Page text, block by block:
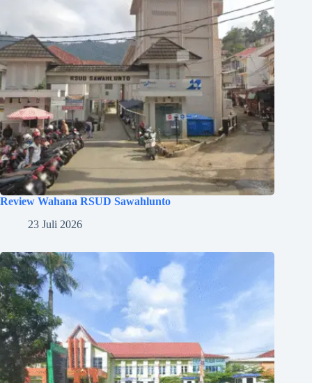
Review Wahana RSUD Sawahlunto
23 Juli 2026